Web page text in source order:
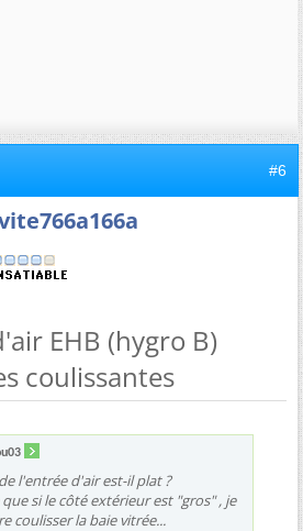
#6
EHB (hygro B)
coulissantes
l'entrée d'air est-il plat ?
si le côté extérieur est "gros" , je
coulisser la baie vitrée...